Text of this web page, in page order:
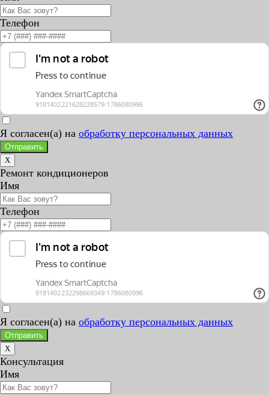
Телефон
Я согласен(а) на обработку персональных данных
Отправить
X
Ремонт кондиционеров
Имя
Телефон
Я согласен(а) на обработку персональных данных
Отправить
X
Консультация
Имя